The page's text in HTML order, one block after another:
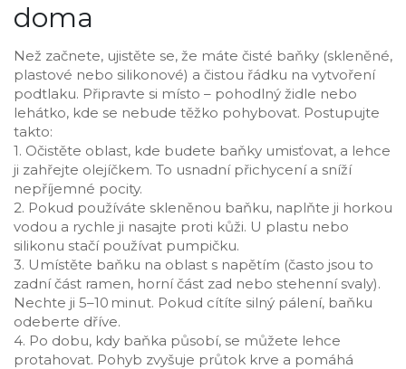
doma
Než začnete, ujistěte se, že máte čisté baňky (skleněné,
plastové nebo silikonové) a čistou řádku na vytvoření
podtlaku. Připravte si místo – pohodlný židle nebo
lehátko, kde se nebude těžko pohybovat. Postupujte
takto:
1. Očistěte oblast, kde budete baňky umisťovat, a lehce
ji zahřejte olejíčkem. To usnadní přichycení a sníží
nepříjemné pocity.
2. Pokud používáte skleněnou baňku, naplňte ji horkou
vodou a rychle ji nasajte proti kůži. U plastu nebo
silikonu stačí používat pumpičku.
3. Umístěte baňku na oblast s napětím (často jsou to
zadní část ramen, horní část zad nebo stehenní svaly).
Nechte ji 5–10 minut. Pokud cítíte silný pálení, baňku
odeberte dříve.
4. Po dobu, kdy baňka působí, se můžete lehce
protahovat. Pohyb zvyšuje průtok krve a pomáhá